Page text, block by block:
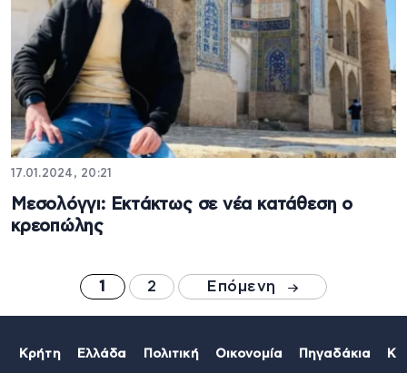
17.01.2024, 20:21
Μεσολόγγι: Εκτάκτως σε νέα κατάθεση ο
κρεοπώλης
1 2 Επόμενη
Κρήτη Ελλάδα Πολιτική Οικονομία Πηγαδάκια